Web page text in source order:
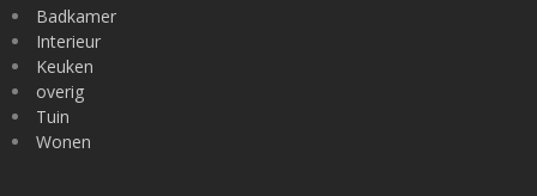
Badkamer
Interieur
Keuken
overig
Tuin
Wonen